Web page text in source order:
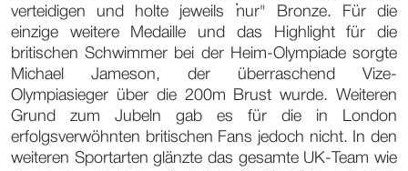
verteidigen und holte jeweils "nur" Bronze. Für die
einzige weitere Medaille und das Highlight für die
britischen Schwimmer bei der Heim-Olympiade sorgte
Michael Jameson, der überraschend Vize-
Olympiasieger über die 200m Brust wurde. Weiteren
Grund zum Jubeln gab es für die in London
erfolgsverwöhnten britischen Fans jedoch nicht. In den
weiteren Sportarten glänzte das gesamte UK-Team wie